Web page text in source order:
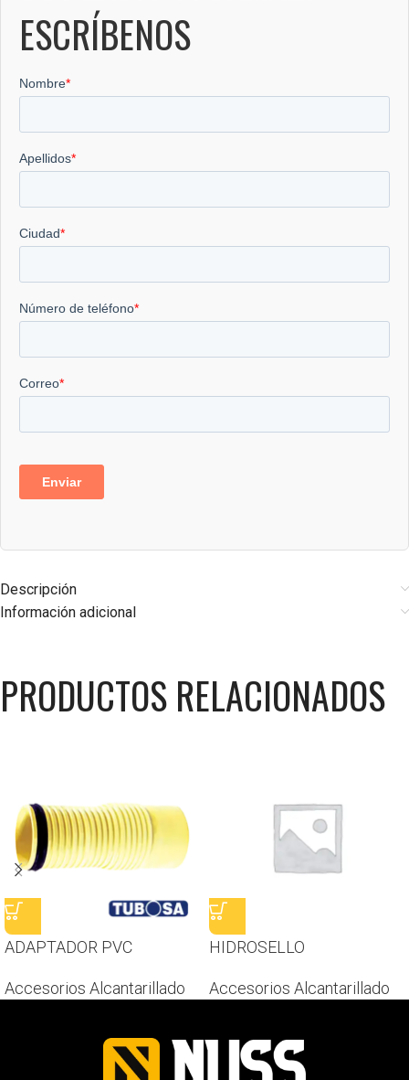
ESCRÍBENOS
Descripción
Información adicional
PRODUCTOS RELACIONADOS
ADAPTADOR PVC
Accesorios Alcantarillado
HIDROSELLO
Accesorios Alcantarillado